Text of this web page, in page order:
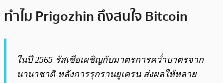
ทำไม Prigozhin ถึงสนใจ Bitcoin
ในปี 2565 รัสเซียเผชิญกับมาตรการคว่ำบาตรจาก
นานาชาติ หลังการรุกรานยูเครน ส่งผลให้หลาย